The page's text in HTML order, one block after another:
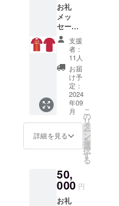
お礼
メッ
セージ
熱田高
校サッ
カー部
公式戦
ユニ
フォー
（赤）
＊番号
はつい
ていま
せん エ
ンブレ
テッ
カー
（大中
小各１
支援
者：
11人
お届
け予
定：
2024
年09
月
詳細を見る
こ
の
リ
タ
ー
ン
を
選
択
す
る
50,
000 円
お礼